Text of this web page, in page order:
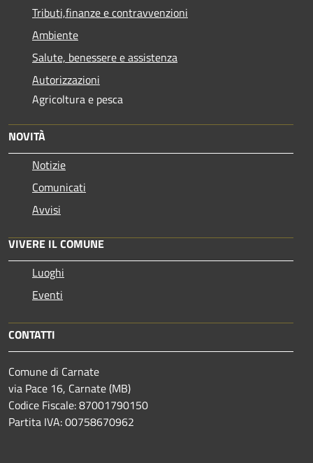
Tributi,finanze e contravvenzioni
Ambiente
Salute, benessere e assistenza
Autorizzazioni
Agricoltura e pesca
NOVITÀ
Notizie
Comunicati
Avvisi
VIVERE IL COMUNE
Luoghi
Eventi
CONTATTI
Comune di Carnate
via Pace 16, Carnate (MB)
Codice Fiscale: 87001790150
Partita IVA: 00758670962